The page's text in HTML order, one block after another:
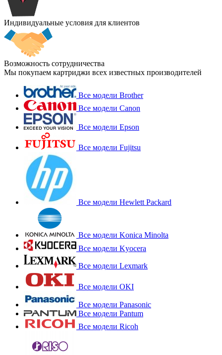
Индивидуальные условия для клиентов
Возможность сотрудничества
Мы покупаем картриджи всех известных производителей
Все модели Brother
Все модели Canon
Все модели Epson
Все модели Fujitsu
Все модели Hewlett Packard
Все модели Konica Minolta
Все модели Kyocera
Все модели Lexmark
Все модели OKI
Все модели Panasonic
Все модели Pantum
Все модели Ricoh